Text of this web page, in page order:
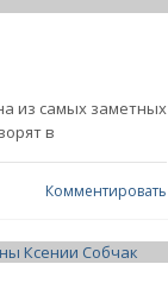
из самых заметных
в
Комментировать